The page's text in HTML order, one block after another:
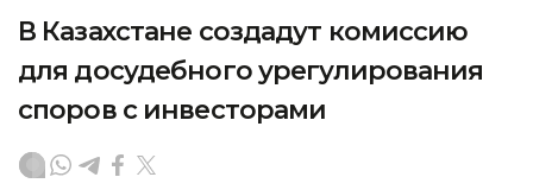
В Казахстане создадут комиссию
для досудебного урегулирования
споров с инвесторами